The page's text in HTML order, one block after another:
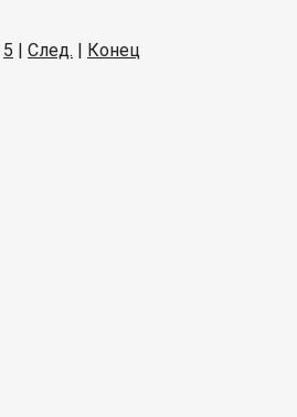
5 | След. | Конец